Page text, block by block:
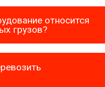
относится
грузов?